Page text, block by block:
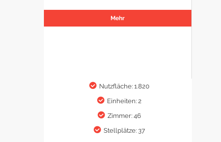
Mehr
Nutzfläche: 1.820
Einheiten: 2
Zimmer: 46
Stellplätze: 37